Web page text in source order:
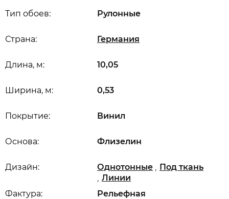
Длина, м: 10,05
Ширина, м: 0,53
Дизайн: Однотонные , Под ткань
, Линии
Основа: Флизелин
Покрытие: Винил
Страна: Германия
Тип обоев: Рулонные
Фактура: Рельефная